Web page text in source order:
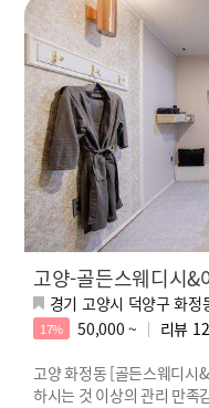
고양-골든스웨디시&
경기 고양시 덕양구 화
17% 50,000 ~ 리뷰
고양 화정동 [골든스웨디시
하시는 것 이상의 관리 만족